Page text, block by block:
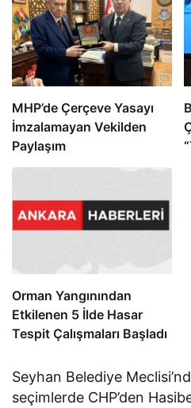
MHP’de Çerçeve Yasayı
İmzalamayan Vekilden
Paylaşım
Orman Yangınından
Etkilenen 5 İlde Hasar
Tespit Çalışmaları Başladı
Seyhan Belediye
seçimlerde CHP’den